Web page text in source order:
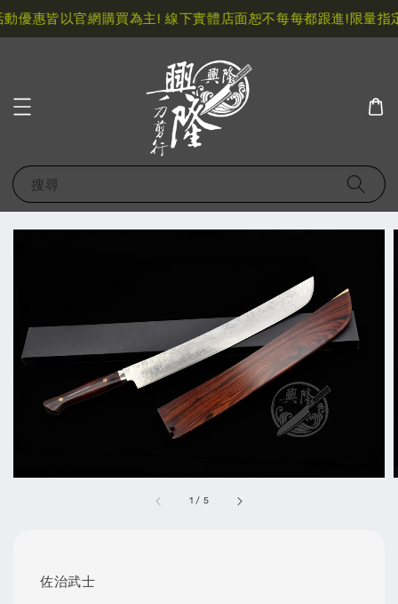
優惠皆以官網購買為主! 線下實體店面恕不每每都跟進!限量指定
搜尋
1 / 5
佐治武士